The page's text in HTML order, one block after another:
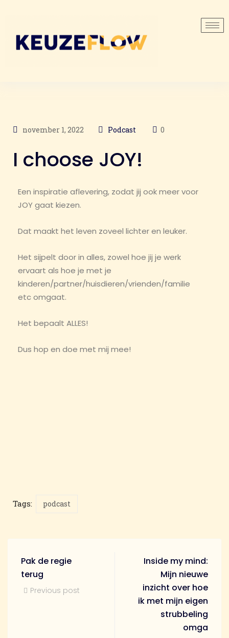
november 1, 2022 Podcast 0
I choose JOY!
Een inspiratie aflevering, zodat jij ook meer voor
JOY gaat kiezen.
Dat maakt het leven zoveel lichter en leuker.
Het sijpelt door in alles, zowel hoe jij je werk
ervaart als hoe je met je
kinderen/partner/huisdieren/vrienden/familie
etc omgaat.
Het bepaalt ALLES!
Dus hop en doe met mij mee!
Tags: podcast
Pak de regie
terug
Previous post
Inside my mind:
Mijn nieuwe
inzicht over hoe
ik met mijn eigen
strubbeling
omga